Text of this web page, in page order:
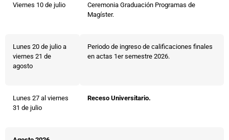
Viernes 10 de julio
Ceremonia Graduación Programas de
Magíster.
Lunes 20 de julio a
viernes 21 de
agosto
Periodo de ingreso de calificaciones finales
en actas 1er semestre 2026.
Lunes 27 al viernes
31 de julio
Receso Universitario.